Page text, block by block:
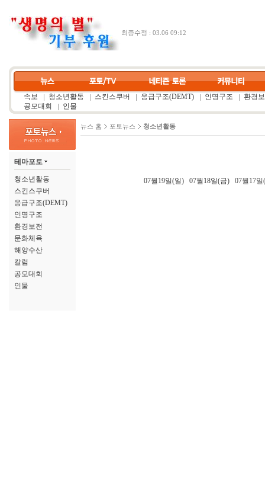
최종수정 : 03.06 09:12
속보 청소년활동 스킨스쿠버 응급구조(DEMT) 인명구조
환경
공모대회
인물
테마포토
청소년활동
스킨스쿠버
응급구조(DEMT)
인명구조
환경보전
문화체육
해양수산
칼럼
공모대회
인물
뉴스 홈 포토뉴스 청소년활동
07월19일(일) 07월18일(금) 07월17